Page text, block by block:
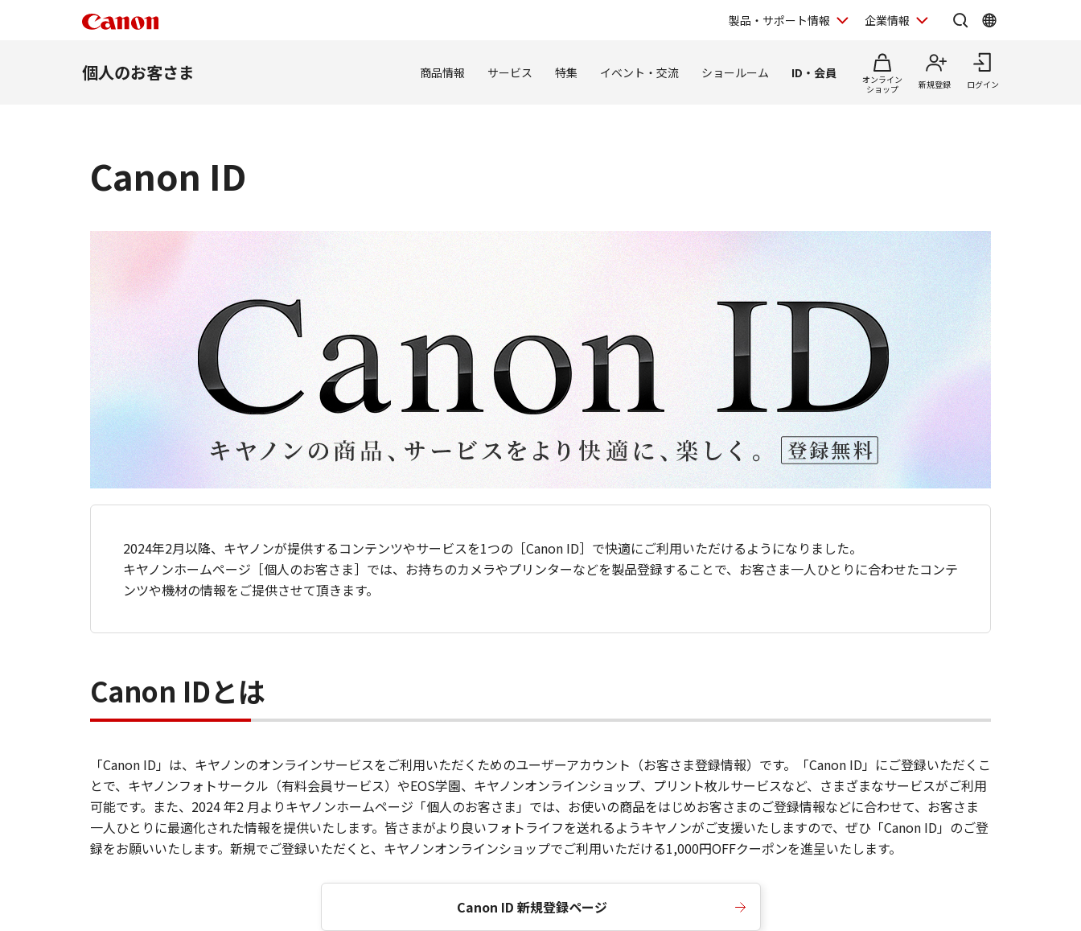
製品・サポート情報 企業情報
個人のお客さま 商品情報 サービス 特集 イベント・交流 ショールーム ID・会員
オンライン
ショップ
新規登録 ログイン
Canon ID
2024年2月以降、キヤノンが提供するコンテンツやサービスを1つの［Canon ID］で快適にご利用いただけるようになりました。
キヤノンホームページ［個人のお客さま］では、お持ちのカメラやプリンターなどを製品登録することで、お客さま一人ひとりに合わせたコンテ
ンツや機材の情報をご提供させて頂きます。
Canon IDとは
「Canon ID」は、キヤノンのオンラインサービスをご利用いただくためのユーザーアカウント（お客さま登録情報）です。「Canon ID」にご登録いただくこ
とで、キヤノンフォトサークル（有料会員サービス）やEOS学園、キヤノンオンラインショップ、プリント枚ルサービスなど、さまざまなサービスがご利用
可能です。また、2024 年2 月よりキヤノンホームページ「個人のお客さま」では、お使いの商品をはじめお客さまのご登録情報などに合わせて、お客さま
一人ひとりに最適化された情報を提供いたします。皆さまがより良いフォトライフを送れるようキヤノンがご支援いたしますので、ぜひ「Canon ID」のご登
録をお願いいたします。新規でご登録いただくと、キヤノンオンラインショップでご利用いただける1,000円OFFクーポンを進呈いたします。
Canon ID 新規登録ページ